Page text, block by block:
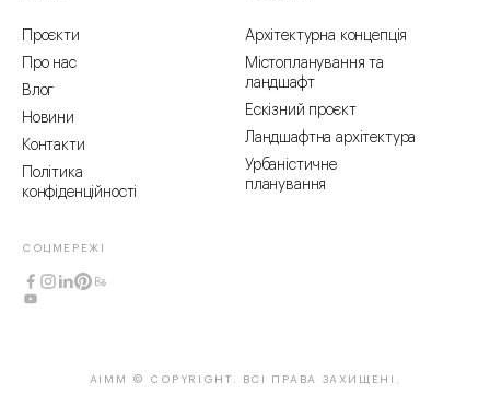
Проєкти
Про нас
Влог
Новини
Контакти
Політика
конфіденційності
Архітектурна концепція
Містопланування та
ландшафт
Ескізний проєкт
Ландшафтна архітектура
Урбаністичне
планування
СОЦМЕРЕЖІ
AIMM © COPYRIGHT . ВСІ ПРАВА ЗАХИЩЕНІ.